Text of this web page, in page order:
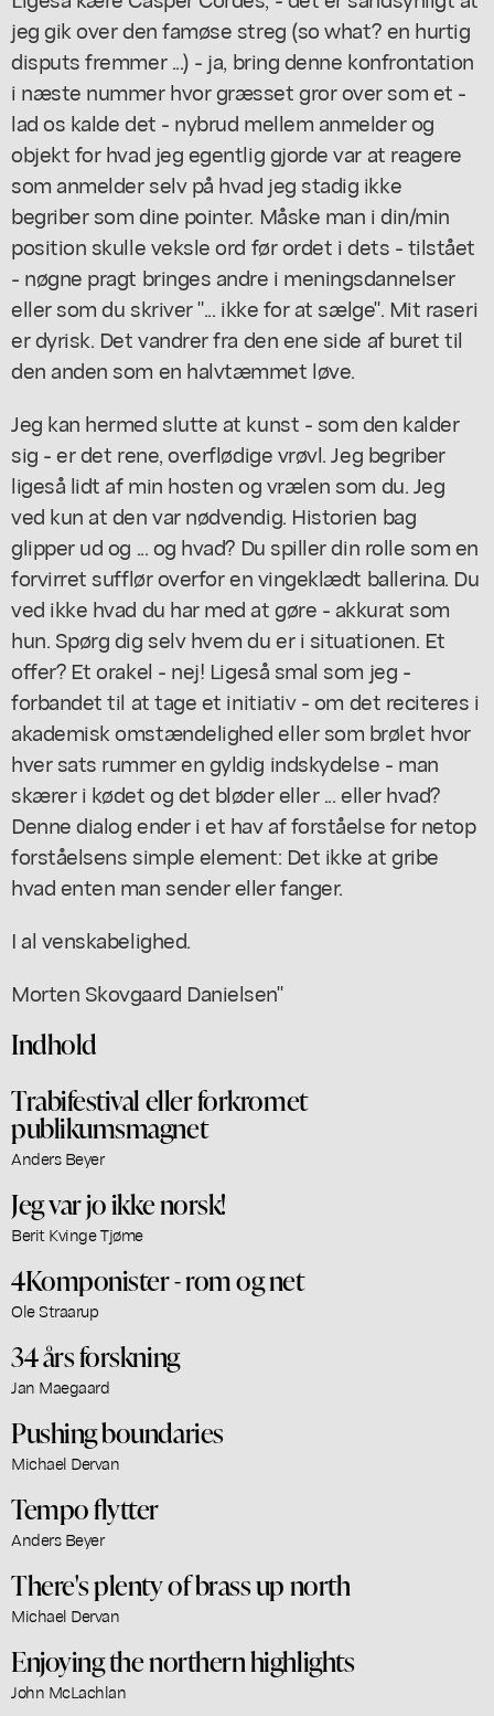
jeg gik over den famøse streg (so what? en hurtig
disputs fremmer ...) - ja, bring denne konfrontation
i næste nummer hvor græsset gror over som et -
lad os kalde det - nybrud mellem anmelder og
objekt for hvad jeg egentlig gjorde var at reagere
som anmelder selv på hvad jeg stadig ikke
begriber som dine pointer. Måske man i din/min
position skulle veksle ord før ordet i dets - tilstået
- nøgne pragt bringes andre i meningsdannelser
eller som du skriver "... ikke for at sælge". Mit raseri
er dyrisk. Det vandrer fra den ene side af buret til
den anden som en halvtæmmet løve.
Jeg kan hermed slutte at kunst - som den kalder
sig - er det rene, overflødige vrøvl. Jeg begriber
ligeså lidt af min hosten og vrælen som du. Jeg
ved kun at den var nødvendig. Historien bag
glipper ud og ... og hvad? Du spiller din rolle som en
forvirret sufflør overfor en vingeklædt ballerina. Du
ved ikke hvad du har med at gøre - akkurat som
hun. Spørg dig selv hvem du er i situationen. Et
offer? Et orakel - nej! Ligeså smal som jeg -
forbandet til at tage et initiativ - om det reciteres i
akademisk omstændelighed eller som brølet hvor
hver sats rummer en gyldig indskydelse - man
skærer i kødet og det bløder eller ... eller hvad?
Denne dialog ender i et hav af forståelse for netop
forståelsens simple element: Det ikke at gribe
hvad enten man sender eller fanger.
I al venskabelighed.
Morten Skovgaard Danielsen"
Indhold
Trabifestival eller forkromet
publikumsmagnet
Anders Beyer
Jeg var jo ikke norsk!
Berit Kvinge Tjøme
4Komponister - rom og net
Ole Straarup
34 års forskning
Jan Maegaard
Pushing boundaries
Michael Dervan
Tempo flytter
Anders Beyer
There's plenty of brass up north
Michael Dervan
Enjoying the northern highlights
John McLachlan